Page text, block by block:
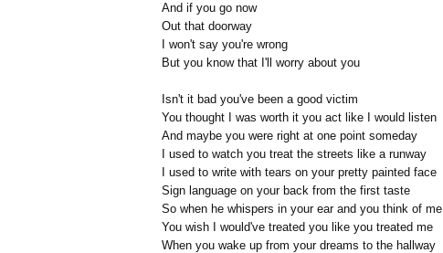
And if you go now
Out that doorway
I won't say you're wrong
But you know that I'll worry about you
Isn't it bad you've been a good victim
You thought I was worth it you act like I would listen
And maybe you were right at one point someday
I used to watch you treat the streets like a runway
I used to write with tears on your pretty painted face
Sign language on your back from the first taste
So when he whispers in your ear and you think of me
You wish I would've treated you like you treated me
When you wake up from your dreams to the hallway